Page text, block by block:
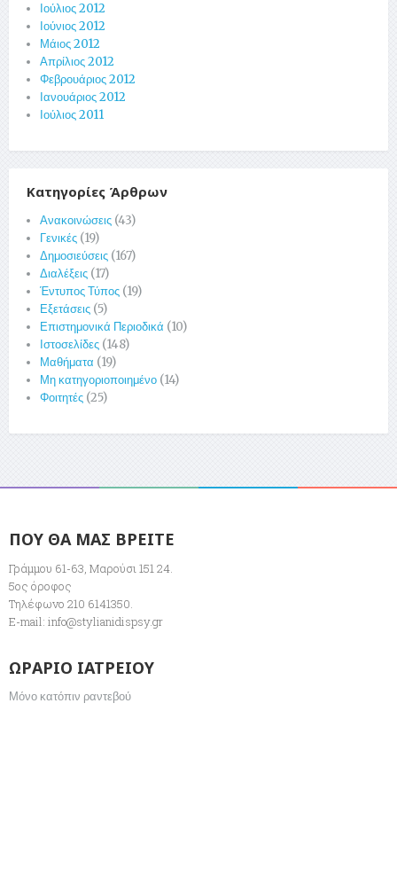
Ιούλιος 2012
Ιούνιος 2012
Μάιος 2012
Απρίλιος 2012
Φεβρουάριος 2012
Ιανουάριος 2012
Ιούλιος 2011
Κατηγορίες Άρθρων
Ανακοινώσεις (43)
Γενικές (19)
Δημοσιεύσεις (167)
Διαλέξεις (17)
Έντυπος Τύπος (19)
Εξετάσεις (5)
Επιστημονικά Περιοδικά (10)
Ιστοσελίδες (148)
Μαθήματα (19)
Μη κατηγοριοποιημένο (14)
Φοιτητές (25)
ΠΟΥ ΘΑ ΜΑΣ ΒΡΕΙΤΕ
Γράμμου 61-63, Μαρούσι 151 24.
5ος όροφος
Τηλέφωνο 210 6141350.
E-mail: info@stylianidispsy.gr
ΩΡΑΡΙΟ ΙΑΤΡΕΙΟΥ
Μόνο κατόπιν ραντεβού